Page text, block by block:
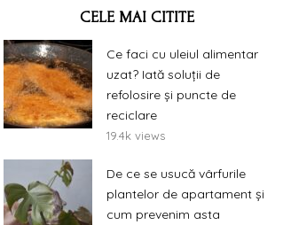
CELE MAI CITITE
Ce faci cu uleiul alimentar
uzat? Iată soluții de
refolosire și puncte de
reciclare
19.4k views
De ce se usucă vârfurile
plantelor de apartament și
cum prevenim asta